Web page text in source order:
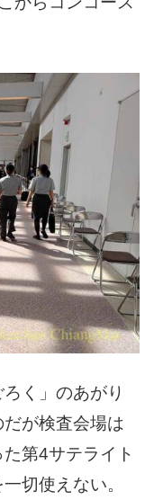
く」のあがり
が検査会場は
第4サテライト
切使えない。